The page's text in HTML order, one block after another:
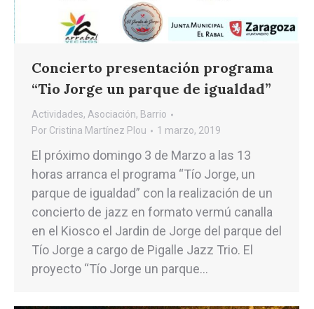
Concierto presentación programa
“Tio Jorge un parque de igualdad”
Actividades, Asociación, Barrio
Por Cristina Martínez Plou 1 marzo, 2019
El próximo domingo 3 de Marzo a las 13
horas arranca el programa “Tío Jorge, un
parque de igualdad” con la realización de un
concierto de jazz en formato vermú canalla
en el Kiosco el Jardin de Jorge del parque del
Tío Jorge a cargo de Pigalle Jazz Trio. El
proyecto “Tío Jorge un parque…